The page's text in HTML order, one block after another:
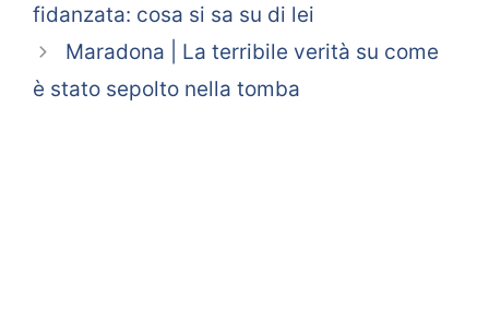
fidanzata: cosa si sa su di lei
Maradona | La terribile verità su come
è stato sepolto nella tomba